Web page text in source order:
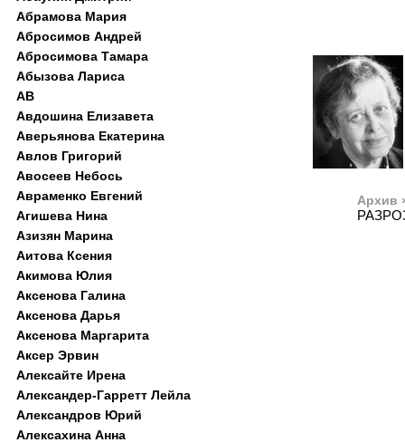
Архив
Абрамова Мария
Абросимов Андрей
Абросимова Тамара
Абызова Лариса
АВ
Авдошина Елизавета
Аверьянова Екатерина
Авлов Григорий
Авосеев Небось
Авраменко Евгений
Агишева Нина
Азизян Марина
Аитова Ксения
Акимова Юлия
Аксенова Галина
Аксенова Дарья
Аксенова Маргарита
Аксер Эрвин
Алексайте Ирена
Александер-Гарретт Лейла
Александров Юрий
Алексахина Анна